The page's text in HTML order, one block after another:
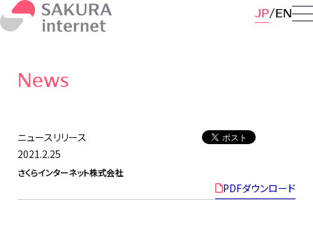
JP EN
News
ニュースリリース
2021.2.25
さくらインターネット株式会社
PDFダウンロード